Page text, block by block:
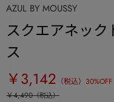
AZUL BY MOUSSY
スクエアネッ
ス
￥3,142 （税込） 30%OFF
￥4,490（税込）